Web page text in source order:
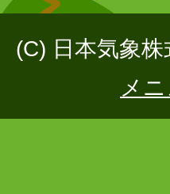
(C) 日本気象株
メ